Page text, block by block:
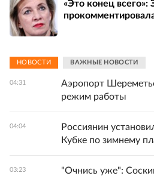
«Это конец всего»:
НОВОСТИ ВАЖНЫЕ НОВОСТИ
04:31
Аэропорт
режим работы
04:04
Россиянин
Кубке по зимнему
03:23
"Очнись уже":